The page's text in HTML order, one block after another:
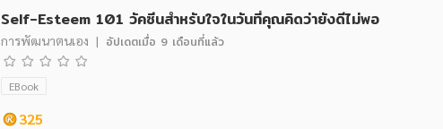
Self-Esteem 101 วัคซีนสำหรับใจในวันที่คุณคิดว่ายังดีไม่พอ
การพัฒนาตนเอง | อัปเดตเมื่อ 9 เดือนที่แล้ว
EBook
325